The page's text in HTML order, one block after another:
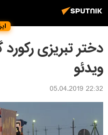
دختر تبریزی
ویدئو
22:32 05.04.2019